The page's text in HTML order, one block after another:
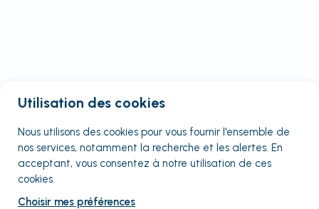
Utilisation des cookies
Nous utilisons des cookies pour vous fournir l'ensemble de
nos services, notamment la recherche et les alertes. En
acceptant, vous consentez à notre utilisation de ces
cookies.
Choisir mes préférences